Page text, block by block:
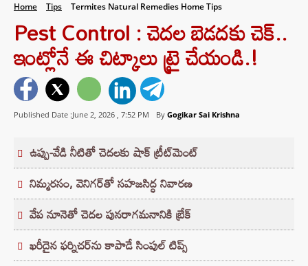
Home Tips Termites Natural Remedies Home Tips
Pest Control : చెదల బెడదకు చెక్..
ఇంట్లోనే ఈ చిట్కాలు ట్రై చేయండి.!
Published Date :June 2, 2026 , 7:52 PM By Gogikar Sai Krishna
ఉప్పు-వేడి నీటితో చెదలకు షాక్ ట్రీట్‌మెంట్
నిమ్మరసం, వెనిగర్‌తో సహజసిద్ధ నివారణ
వేప నూనెతో చెదల పునరాగమనానికి బ్రేక్
ఖరీదైన ఫర్నిచర్‌ను కాపాడే సింపుల్ టిప్స్